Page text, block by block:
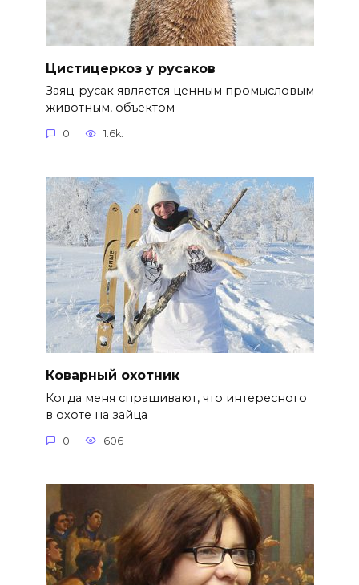
Цистицеркоз у русаков
Заяц-русак является ценным промысловым
животным, объектом
0 1.6k.
Коварный охотник
Когда меня спрашивают, что интересного
в охоте на зайца
0 606